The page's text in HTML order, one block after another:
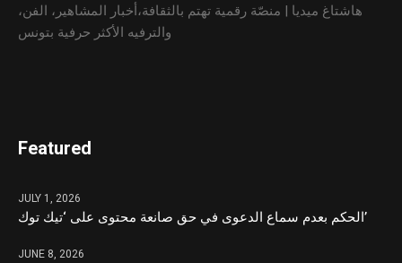
هاشتاغ ميديا | منصّة رقمية تهتم بالثقافة،أخبار المشاهير، الفن،
والترفيه الأكثر حرفية بتونس
Featured
JULY 1, 2026
الحكم بعدم سماع الدعوى في حق صانعة محتوى على ‘تيك توك’
JUNE 8, 2026